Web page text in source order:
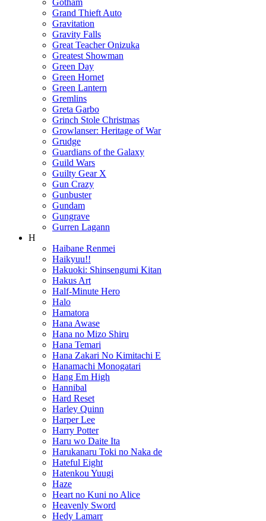
Grand Thieft Auto
Gravitation
Gravity Falls
Great Teacher Onizuka
Greatest Showman
Green Day
Green Hornet
Green Lantern
Gremlins
Greta Garbo
Grinch Stole Christmas
Growlanser: Heritage of War
Grudge
Guardians of the Galaxy
Guild Wars
Guilty Gear X
Gun Crazy
Gunbuster
Gundam
Gungrave
Gurren Lagann
H
Haibane Renmei
Haikyuu!!
Hakuoki: Shinsengumi Kitan
Hakus Art
Half-Minute Hero
Halo
Hamatora
Hana Awase
Hana no Mizo Shiru
Hana Temari
Hana Zakari No Kimitachi E
Hanamachi Monogatari
Hang Em High
Hannibal
Hard Reset
Harley Quinn
Harper Lee
Harry Potter
Haru wo Daite Ita
Harukanaru Toki no Naka de
Hateful Eight
Hatenkou Yuugi
Haze
Heart no Kuni no Alice
Heavenly Sword
Hedy Lamarr